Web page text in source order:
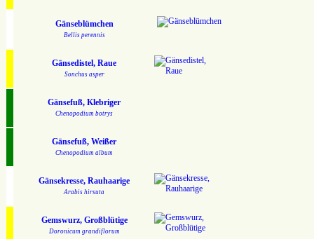
Gänseblümchen
Bellis perennis
Gänsedistel, Raue
Sonchus asper
Gänsefuß, Klebriger
Chenopodium botrys
Gänsefuß, Weißer
Chenopodium album
Gänsekresse, Rauhaarige
Arabis hirsuta
Gemswurz, Großblütige
Doronicum grandiflorum